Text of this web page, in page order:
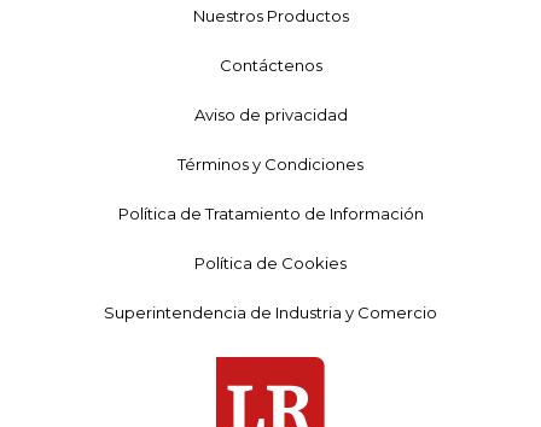
Nuestros Productos
Contáctenos
Aviso de privacidad
Términos y Condiciones
Política de Tratamiento de Información
Política de Cookies
Superintendencia de Industria y Comercio